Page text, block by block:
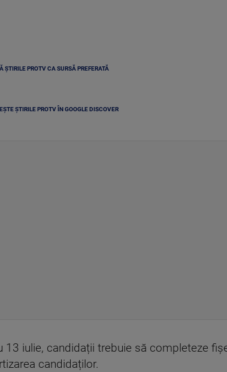
ȘTIRILE PROTV CA SURSĂ PREFERATĂ
ȘTIRILE PROTV ÎN GOOGLE DISCOVER
iulie, candidații trebuie să completeze
candidaților.